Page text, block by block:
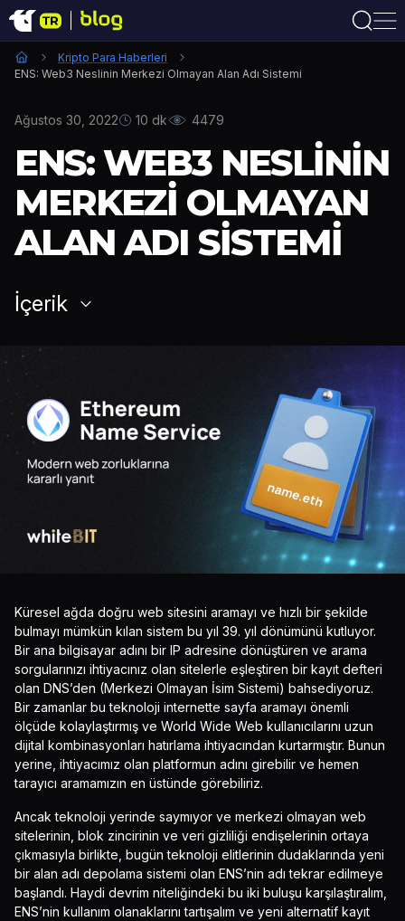
Kripto Para Haberleri
ENS: Web3 Neslinin Merkezi Olmayan Alan Adı Sistemi
Ağustos 30, 2022 10 dk 4479
ENS: WEB3 NESLININ
MERKEZI OLMAYAN
ALAN ADI SISTEMI
İçerik
Küresel ağda doğru web sitesini aramayı ve hızlı bir şekilde
bulmayı mümkün kılan sistem bu yıl 39. yıl dönümünü kutluyor.
Bir ana bilgisayar adını bir IP adresine dönüştüren ve arama
sorgularınızı ihtiyacınız olan sitelerle eşleştiren bir kayıt defteri
olan DNS’den (Merkezi Olmayan İsim Sistemi) bahsediyoruz.
Bir zamanlar bu teknoloji internette sayfa aramayı önemli
ölçüde kolaylaştırmış ve World Wide Web kullanıcılarını uzun
dijital kombinasyonları hatırlama ihtiyacından kurtarmıştır. Bunun
yerine, ihtiyacımız olan platformun adını girebilir ve hemen
tarayıcı aramamızın en üstünde görebiliriz.
Ancak teknoloji yerinde saymıyor ve merkezi olmayan web
sitelerinin, blok zincirinin ve veri gizliliği endişelerinin ortaya
çıkmasıyla birlikte, bugün teknoloji elitlerinin dudaklarında yeni
bir alan adı depolama sistemi olan ENS’nin adı tekrar edilmeye
başlandı. Haydi devrim niteliğindeki bu iki buluşu karşılaştıralım,
ENS’nin kullanım olanaklarını tartışalım ve yeni alternatif kayıt